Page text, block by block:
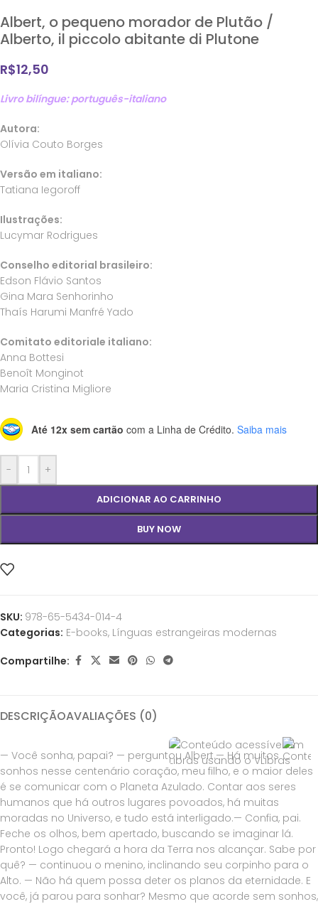
Albert, o pequeno morador de Plutão /
Alberto, il piccolo abitante di Plutone
R$12,50
Livro bilíngue: português-italiano
Autora:
Olívia Couto Borges
Versão em italiano:
Tatiana Iegoroff
Ilustrações:
Lucymar Rodrigues
Conselho editorial brasileiro:
Edson Flávio Santos
Gina Mara Senhorinho
Thaís Harumi Manfré Yado
Comitato editoriale italiano:
Anna Bottesi
Benoît Monginot
Maria Cristina Migliore
Até 12x sem cartão com a Linha de Crédito. Saiba mais
- +
ADICIONAR AO CARRINHO
BUY NOW
SKU: 978-65-5434-014-4
Categorias: E-books, Línguas estrangeiras modernas
Compartilhe:
DESCRIÇÃOAVALIAÇÕES (0)
— Você sonha, papai? — perguntou Albert.— Há muitos
sonhos nesse centenário coração, meu filho, e o maior deles
é se comunicar com o Planeta Azulado. Contar aos seres
humanos que há outros lugares povoados, há muitas
moradas no Universo, e tudo está interligado.— Confia, pai.
Feche os olhos, bem apertado, buscando se imaginar lá.
Pronto! Logo chegará a hora da Terra nos alcançar. Sabe por
quê? — continuou o menino, inclinando seu corpinho para o
Alto. — Não há quem possa deter os planos da eternidade. E
você, já parou para sonhar? Mesmo que acorde sem sonhos,